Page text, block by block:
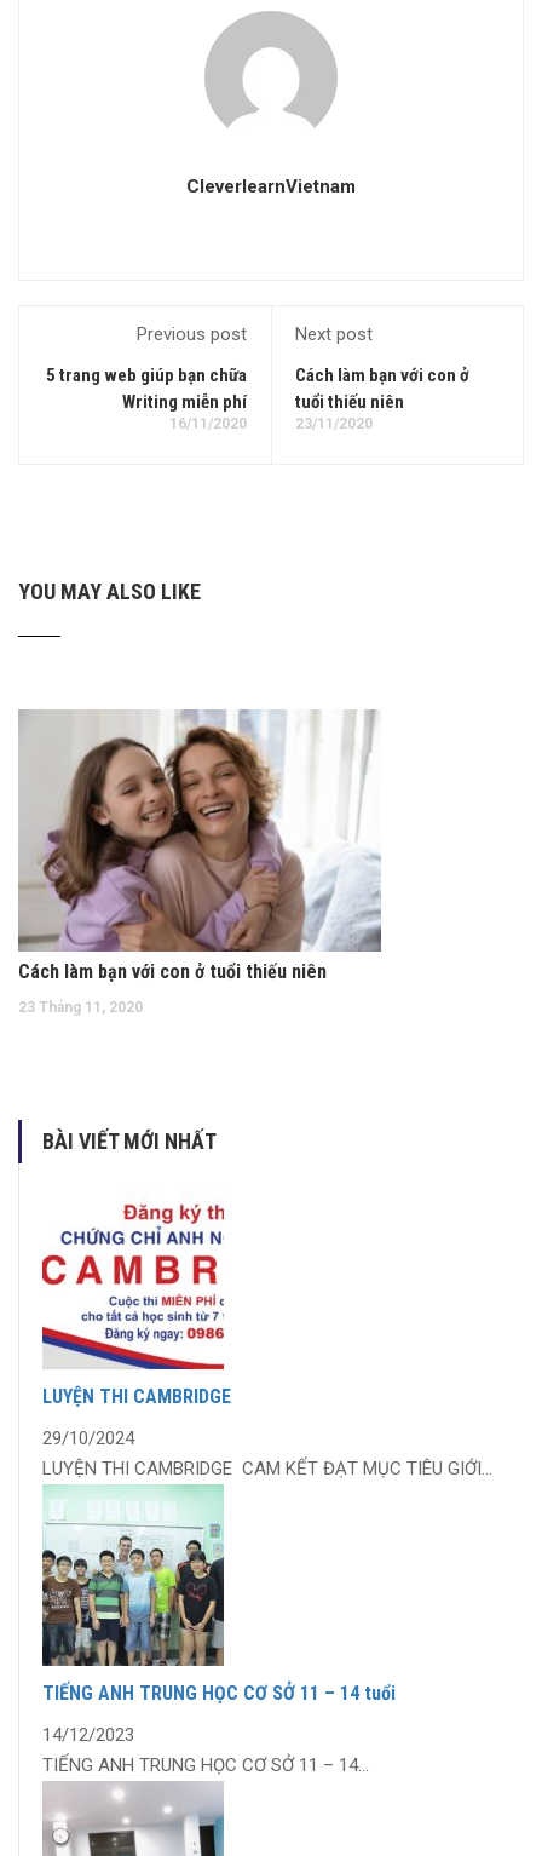
CleverlearnVietnam
Previous post
5 trang web giúp bạn chữa
Writing miễn phí
16/11/2020
Next post
Cách làm bạn với con ở
tuổi thiếu niên
23/11/2020
YOU MAY ALSO LIKE
Cách làm bạn với con ở tuổi thiếu niên
23 Tháng 11, 2020
BÀI VIẾT MỚI NHẤT
LUYỆN THI CAMBRIDGE
29/10/2024
LUYỆN THI CAMBRIDGE CAM KẾT ĐẠT MỤC TIÊU GIỚI...
TIẾNG ANH TRUNG HỌC CƠ SỞ 11 – 14 tuổi
14/12/2023
TIẾNG ANH TRUNG HỌC CƠ SỞ 11 – 14...